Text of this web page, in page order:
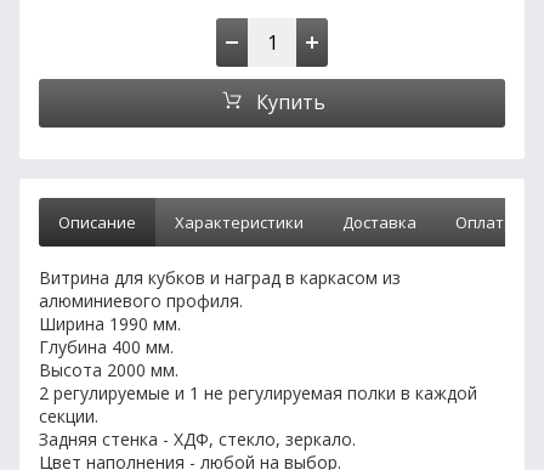
Купить
Описание Характеристики Доставка Оплата
Витрина для кубков и наград в каркасом из
алюминиевого профиля.
Ширина 1990 мм.
Глубина 400 мм.
Высота 2000 мм.
2 регулируемые и 1 не регулируемая полки в каждой
секции.
Задняя стенка - ХДФ, стекло, зеркало.
Цвет наполнения - любой на выбор.